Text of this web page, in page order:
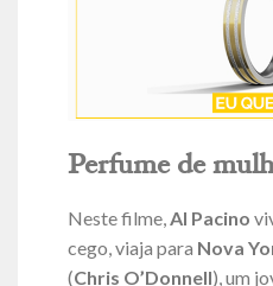
Perfume de
Neste filme,Al Pacino
cego, viaja para Nova
(Chris O’Donnell), um